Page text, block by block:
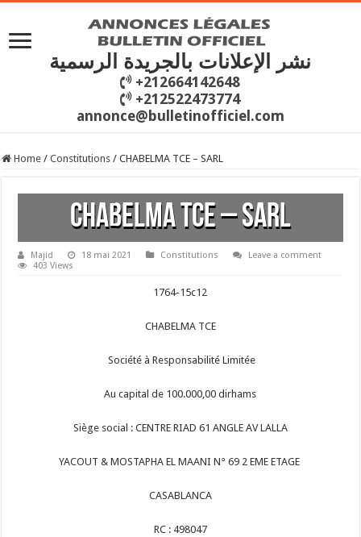
نشر الإعلانات بالجريدة الرسمية
+212664142648
+212522473774
annonce@bulletinofficiel.com
Home / Constitutions / CHABELMA TCE – SARL
CHABELMA TCE – SARL
Majid 18 mai 2021 Constitutions
Leave a comment
403 Views
1764-15c12
CHABELMA TCE
Société à Responsabilité Limitée
Au capital de 100.000,00 dirhams
Siège social : CENTRE RIAD 61 ANGLE AV LALLA
YACOUT & MOSTAPHA EL MAANI N° 69 2 EME ETAGE
CASABLANCA
RC : 498047